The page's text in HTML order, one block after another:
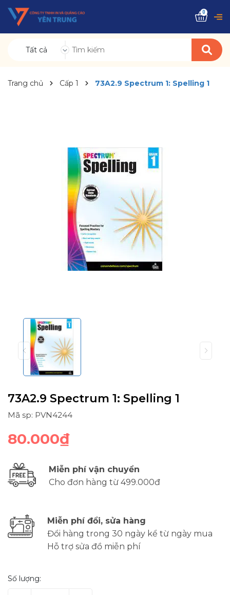
Tất cả
0
Trang chủ Cấp 1 73A2.9 Spectrum 1: Spelling 1
73A2.9 Spectrum 1: Spelling 1
Mã sp: PVN4244
80.000₫
Miễn phí vận chuyển
Cho đơn hàng từ 499.000đ
Miễn phí đổi, sửa hàng
Đổi hàng trong 30 ngày kể từ ngày mua
Hỗ trợ sửa đồ miễn phí
Số lượng: